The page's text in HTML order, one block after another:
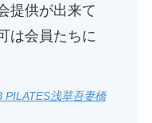
提供が出来て
は会員たちに
浅草吾妻橋